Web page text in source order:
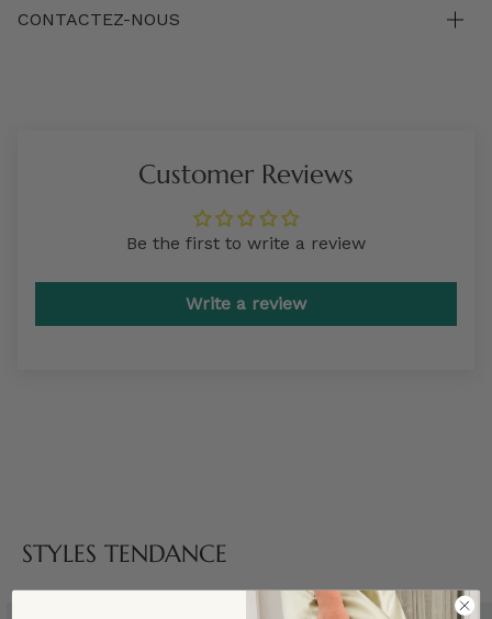
CONTACTEZ-NOUS
Customer Reviews
Be the first to write a review
Write a review
STYLES TENDANCE